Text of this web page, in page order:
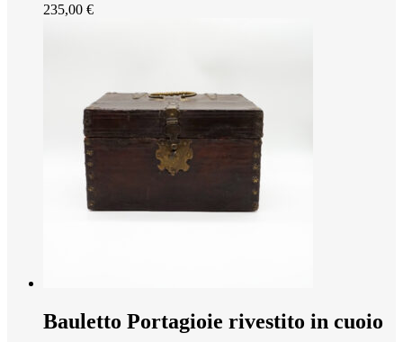
235,00 €
Bauletto Portagioie rivestito in cuoio